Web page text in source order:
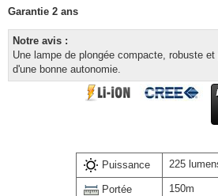
Garantie 2 ans
Notre avis :
Une lampe de plongée compacte, robuste
d'une bonne autonomie.
Puissance 225
Portée 150m